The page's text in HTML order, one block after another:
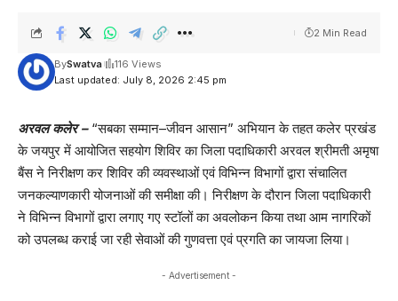
Last updated: July 8, 2026 2:45 pm
BySwatva 116 Views
2 Min Read
अरवल कलेर –“सबका सम्मान–जीवन आसान” अभियान के तहत कलेर प्रखंड
के जयपुर में आयोजित सहयोग शिविर का जिला पदाधिकारी अरवल श्रीमती अमृषा
बैंस ने निरीक्षण कर शिविर की व्यवस्थाओं एवं विभिन्न विभागों द्वारा संचालित
जनकल्याणकारी योजनाओं की समीक्षा की। निरीक्षण के दौरान जिला पदाधिकारी
ने विभिन्न विभागों द्वारा लगाए गए स्टॉलों का अवलोकन किया तथा आम नागरिकों
को उपलब्ध कराई जा रही सेवाओं की गुणवत्ता एवं प्रगति का जायजा लिया।
- Advertisement -